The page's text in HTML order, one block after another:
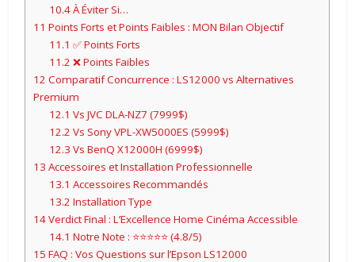
10.4À Éviter Si…
11 Points Forts et Points Faibles : MON Bilan Objectif
11.1 ✅ Points Forts
11.2 ❌ Points Faibles
12 Comparatif Concurrence : LS12000 vs Alternatives
Premium
12.1 Vs JVC DLA-NZ7 (7999$)
12.2 Vs Sony VPL-XW5000ES (5999$)
12.3 Vs BenQ X12000H (6999$)
13 Accessoires et Installation Professionnelle
13.1 Accessoires Recommandés
13.2 Installation Type
14Verdict Final : L’Excellence Home Cinéma Accessible
14.1 Notre Note : ⭐⭐⭐⭐⭐ (4.8/5)
15 FAQ : Vos Questions sur l’Epson LS12000